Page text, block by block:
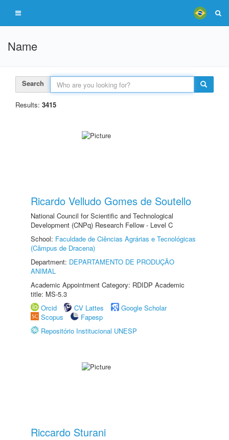
Name
Search
Results: 3415
Ricardo Velludo Gomes de Soutello
National Council for Scientific and Technological
Development (CNPq) Research Fellow - Level C
School: Faculdade de Ciências Agrárias e Tecnológicas
(Câmpus de Dracena)
Department: DEPARTAMENTO DE PRODUÇÃO
ANIMAL
Academic Appointment Category: RDIDP Academic
title: MS-5.3
Orcid
CV Lattes
Google Scholar
Scopus
Fapesp
Repositório Institucional UNESP
Riccardo Sturani